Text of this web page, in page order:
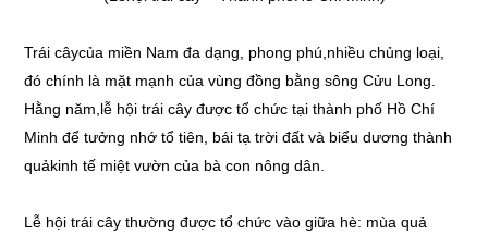
Trái câycủa miền Nam đa dạng, phong phú,nhiều chủng loại,
đó chính là mặt mạnh của vùng đồng bằng sông Cửu Long.
Hằng năm,lễ hội trái cây được tổ chức tại thành phố Hồ Chí
Minh để tưởng nhớ tổ tiên, bái tạ trời đất và biểu dương thành
quảkinh tế miệt vườn của bà con nông dân.
Lễ hội trái cây thường được tổ chức vào giữa hè: mùa quả